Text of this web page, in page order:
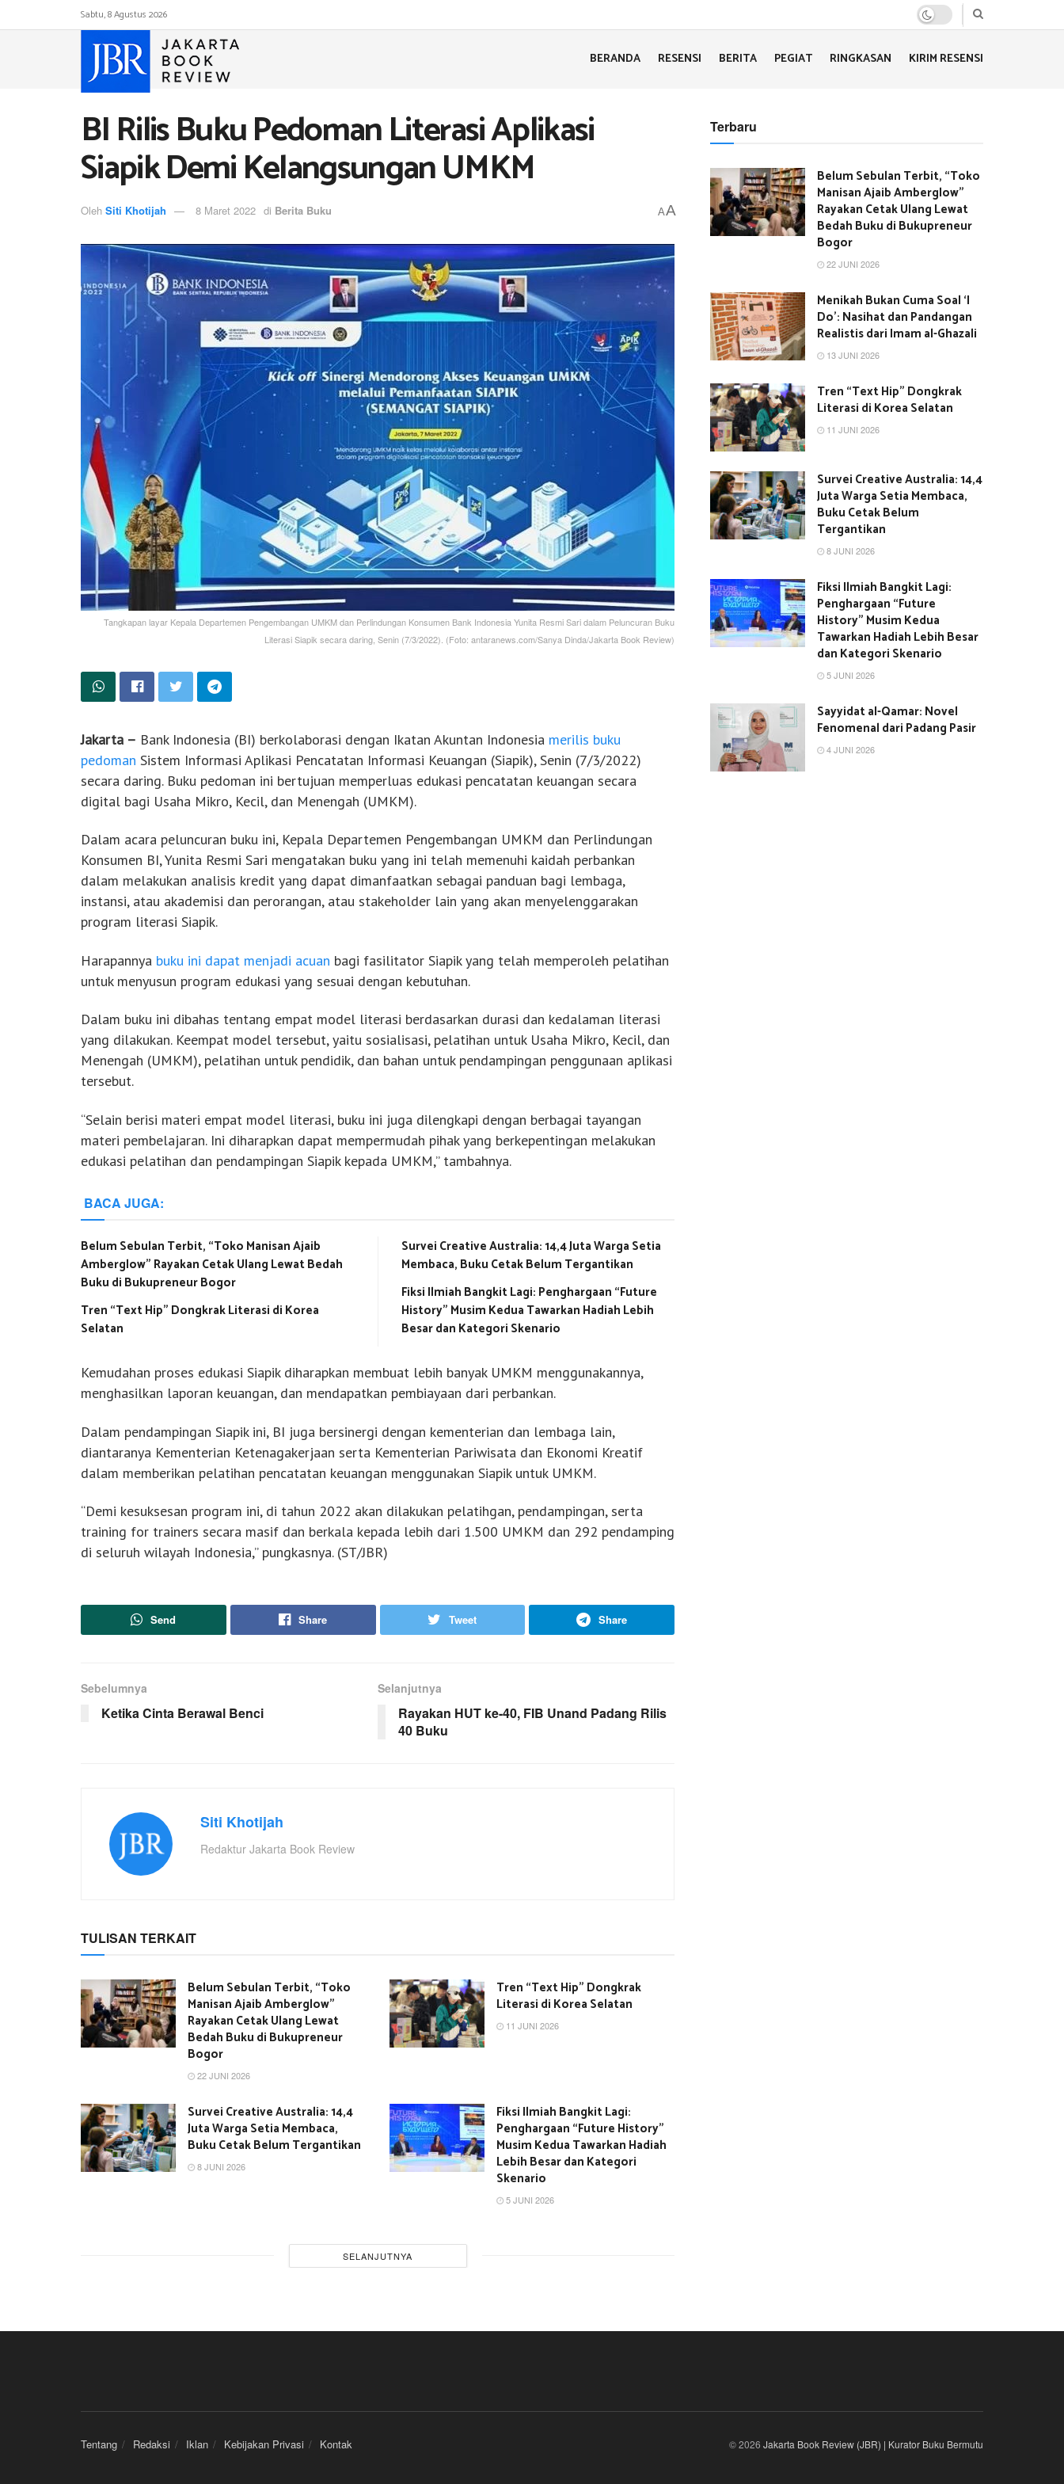
Sabtu, 8 Agustus 2026
BERANDA RESENSI BERITA PEGIAT RINGKASAN KIRIM RESENSI
BI Rilis Buku Pedoman Literasi Aplikasi
Siapik Demi Kelangsungan UMKM
Oleh Siti Khotijah 8 Maret 2022 di Berita Buku AA
Tangkapan layar Kepala Departemen Pengembangan UMKM dan Perlindungan Konsumen Bank Indonesia Yunita Resmi Sari dalam Peluncuran Buku
Literasi Siapik secara daring, Senin (7/3/2022). (Foto: antaranews.com/Sanya Dinda/Jakarta Book Review)
Jakarta – Bank Indonesia (BI) berkolaborasi dengan Ikatan Akuntan Indonesia merilis buku
pedoman Sistem Informasi Aplikasi Pencatatan Informasi Keuangan (Siapik), Senin (7/3/2022)
secara daring. Buku pedoman ini bertujuan memperluas edukasi pencatatan keuangan secara
digital bagi Usaha Mikro, Kecil, dan Menengah (UMKM).
Dalam acara peluncuran buku ini, Kepala Departemen Pengembangan UMKM dan Perlindungan
Konsumen BI, Yunita Resmi Sari mengatakan buku yang ini telah memenuhi kaidah perbankan
dalam melakukan analisis kredit yang dapat dimanfaatkan sebagai panduan bagi lembaga,
instansi, atau akademisi dan perorangan, atau stakeholder lain yang akan menyelenggarakan
program literasi Siapik.
Harapannya buku ini dapat menjadi acuan bagi fasilitator Siapik yang telah memperoleh pelatihan
untuk menyusun program edukasi yang sesuai dengan kebutuhan.
Dalam buku ini dibahas tentang empat model literasi berdasarkan durasi dan kedalaman literasi
yang dilakukan. Keempat model tersebut, yaitu sosialisasi, pelatihan untuk Usaha Mikro, Kecil, dan
Menengah (UMKM), pelatihan untuk pendidik, dan bahan untuk pendampingan penggunaan aplikasi
tersebut.
“Selain berisi materi empat model literasi, buku ini juga dilengkapi dengan berbagai tayangan
materi pembelajaran. Ini diharapkan dapat mempermudah pihak yang berkepentingan melakukan
edukasi pelatihan dan pendampingan Siapik kepada UMKM,” tambahnya.
BACA JUGA:
Belum Sebulan Terbit, “Toko Manisan Ajaib
Amberglow” Rayakan Cetak Ulang Lewat Bedah
Buku di Bukupreneur Bogor
Tren “Text Hip” Dongkrak Literasi di Korea
Selatan
Survei Creative Australia: 14,4 Juta Warga Setia
Membaca, Buku Cetak Belum Tergantikan
Fiksi Ilmiah Bangkit Lagi: Penghargaan “Future
History” Musim Kedua Tawarkan Hadiah Lebih
Besar dan Kategori Skenario
Kemudahan proses edukasi Siapik diharapkan membuat lebih banyak UMKM menggunakannya,
menghasilkan laporan keuangan, dan mendapatkan pembiayaan dari perbankan.
Dalam pendampingan Siapik ini, BI juga bersinergi dengan kementerian dan lembaga lain,
diantaranya Kementerian Ketenagakerjaan serta Kementerian Pariwisata dan Ekonomi Kreatif
dalam memberikan pelatihan pencatatan keuangan menggunakan Siapik untuk UMKM.
“Demi kesuksesan program ini, di tahun 2022 akan dilakukan pelatihgan, pendampingan, serta
training for trainers secara masif dan berkala kepada lebih dari 1.500 UMKM dan 292 pendamping
di seluruh wilayah Indonesia,” pungkasnya. (ST/JBR)
Send Share Tweet Share
Sebelumnya
Ketika Cinta Berawal Benci
Selanjutnya
Rayakan HUT ke-40, FIB Unand Padang Rilis
40 Buku
Siti Khotijah
Redaktur Jakarta Book Review
TULISAN TERKAIT
Belum Sebulan Terbit, “Toko
Manisan Ajaib Amberglow”
Rayakan Cetak Ulang Lewat
Bedah Buku di Bukupreneur
Bogor
22 JUNI 2026
Tren “Text Hip” Dongkrak
Literasi di Korea Selatan
11 JUNI 2026
Survei Creative Australia: 14,4
Juta Warga Setia Membaca,
Buku Cetak Belum Tergantikan
8 JUNI 2026
Fiksi Ilmiah Bangkit Lagi:
Penghargaan “Future History”
Musim Kedua Tawarkan Hadiah
Lebih Besar dan Kategori
Skenario
5 JUNI 2026
SELANJUTNYA
Terbaru
Belum Sebulan Terbit, “Toko
Manisan Ajaib Amberglow”
Rayakan Cetak Ulang Lewat
Bedah Buku di Bukupreneur
Bogor
22 JUNI 2026
Menikah Bukan Cuma Soal ‘I
Do’: Nasihat dan Pandangan
Realistis dari Imam al-Ghazali
13 JUNI 2026
Tren “Text Hip” Dongkrak
Literasi di Korea Selatan
11 JUNI 2026
Survei Creative Australia: 14,4
Juta Warga Setia Membaca,
Buku Cetak Belum
Tergantikan
8 JUNI 2026
Fiksi Ilmiah Bangkit Lagi:
Penghargaan “Future
History” Musim Kedua
Tawarkan Hadiah Lebih Besar
dan Kategori Skenario
5 JUNI 2026
Sayyidat al-Qamar: Novel
Fenomenal dari Padang Pasir
4 JUNI 2026
© 2026 Jakarta Book Review (JBR) | Kurator Buku Bermutu
Tentang Redaksi Iklan Kebijakan Privasi Kontak